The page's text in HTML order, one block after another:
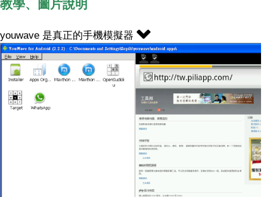
教學、圖片說明
youwave 是真正的手機模擬器